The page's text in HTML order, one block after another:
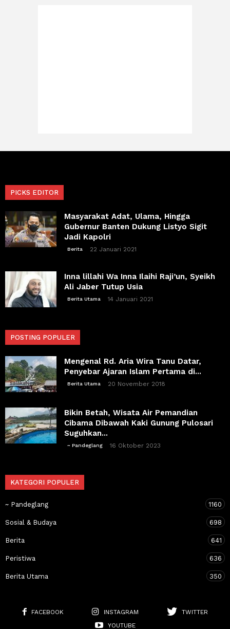
PICKS EDITOR
Masyarakat Adat, Ulama, Hingga
Gubernur Banten Dukung Listyo Sigit
Jadi Kapolri
Berita 22 Januari 2021
Inna lillahi Wa Inna Ilaihi Raji’un, Syeikh
Ali Jaber Tutup Usia
Berita Utama 14 Januari 2021
POSTING POPULER
Mengenal Rd. Aria Wira Tanu Datar,
Penyebar Ajaran Islam Pertama di...
Berita Utama 20 November 2018
Bikin Betah, Wisata Air Pemandian
Cibama Dibawah Kaki Gunung Pulosari
Suguhkan...
~ Pandeglang 16 Oktober 2023
KATEGORI POPULER
~ Pandeglang 1160
Sosial & Budaya 698
Berita 641
Peristiwa 636
Berita Utama 350
FACEBOOK INSTAGRAM
TWITTER
YOUTUBE